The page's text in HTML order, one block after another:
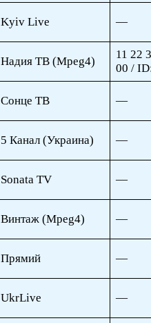
Kyiv Live —
Надия ТВ (Mpeg4)
11 22
00 /
Сонце ТВ —
5 Канал (Украина) —
Sonata TV —
Винтаж (Mpeg4) —
Прямий —
UkrLive —